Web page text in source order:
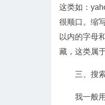
这类如：
很顺口。缩
以内的字母
藏，这类属
三、搜索
我一般用